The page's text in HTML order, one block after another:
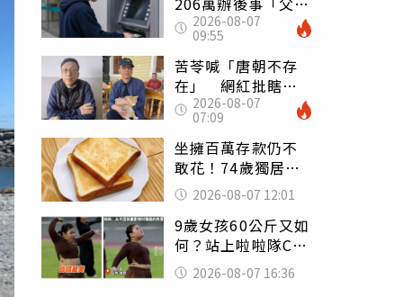
遭判刑」 律師：
搶錢先下手是罪
2026-08-07
09:55
苦苓喊「唐朝不存
在」 網紅批瞎編
歷史：李白、杜甫
用鮮卑文寫詩？
2026-08-07
07:09
坐擁百萬存款仍不
敢花！74歲獨居翁
「1餐只吃1片吐
司」 半年後暴瘦
嚇壞女兒
2026-08-07 12:01
9歲女孩60公斤又如
何？站上啦啦隊C位
驚艷全場 千萬網
友被圈粉
2026-08-07 16:36